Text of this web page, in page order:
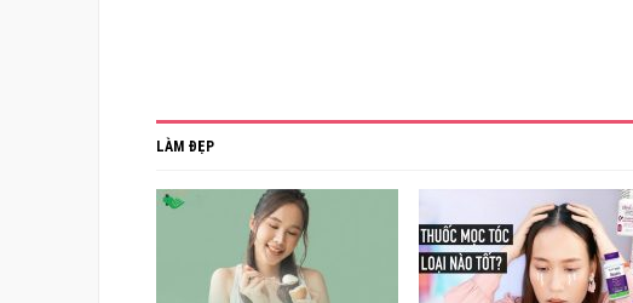
LÀM ĐẸP